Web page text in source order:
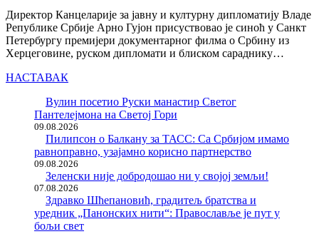
Директор Канцеларије за јавну и културну дипломатију Владе
Републике Србије Арно Гујон присуствовао је синоћ у Санкт
Петербургу премијери документарног филма о Србину из
Херцеговине, руском дипломати и блиском сараднику…
НАСТАВАК
Вулин посетио Руски манастир Светог
Пантелејмона на Светој Гори
09.08.2026
Пилипсон о Балкану за ТАСС: Са Србијом имамо
равноправно, узајамно корисно партнерство
09.08.2026
Зеленски није добродошао ни у својој земљи!
07.08.2026
Здравко Шћепановић, градитељ братства и
уредник „Панонских нити“: Православље је пут у
бољи свет